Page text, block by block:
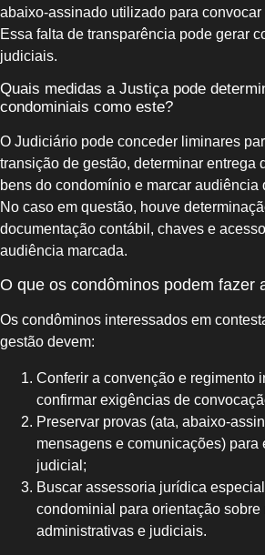
abaixo‑assinado utilizado para convocar
Essa falta de transparência pode gerar
judiciais.
Quais medidas a Justiça pode
condominiais como este?
O Judiciário pode conceder liminares
transição de gestão, determinar entrega
bens do condomínio e marcar audiência
No caso em questão, houve
documentação contábil, chaves e
audiência marcada.
O que os condôminos podem fazer
Os condôminos interessados em
gestão devem:
Conferir a convenção e regimento
confirmar exigências de
Preservar provas (ata,
mensagens e comunicações) para
judicial;
Buscar assessoria jurídica
condominial para orientação sobre
administrativas e judiciais.